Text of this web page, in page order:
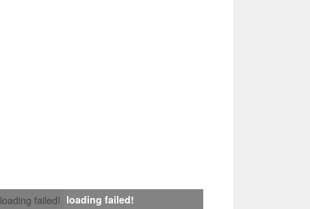
loading failed! loading failed!